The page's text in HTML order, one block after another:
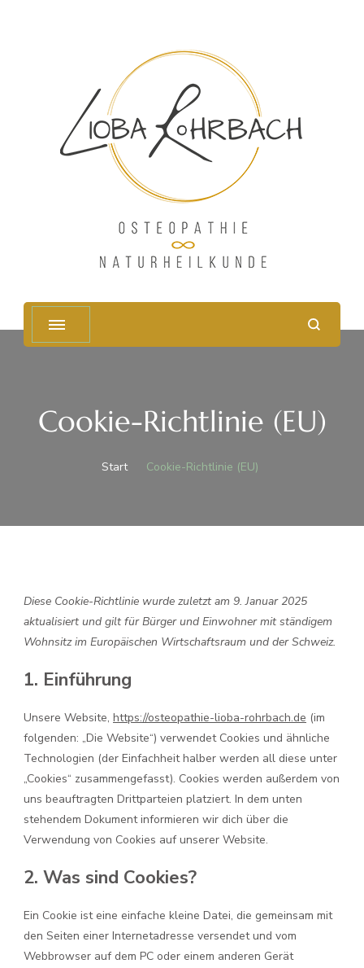
Osteopathie und
Naturheilunde
Cookie-Richtlinie (EU)
Start Cookie-Richtlinie (EU)
Diese Cookie-Richtlinie wurde zuletzt am 9. Januar 2025
aktualisiert und gilt für Bürger und Einwohner mit ständigem
Wohnsitz im Europäischen Wirtschaftsraum und der Schweiz.
1. Einführung
Unsere Website, https://osteopathie-lioba-rohrbach.de (im
folgenden: „Die Website“) verwendet Cookies und ähnliche
Technologien (der Einfachheit halber werden all diese unter
„Cookies“ zusammengefasst). Cookies werden außerdem von
uns beauftragten Drittparteien platziert. In dem unten
stehendem Dokument informieren wir dich über die
Verwendung von Cookies auf unserer Website.
2. Was sind Cookies?
Ein Cookie ist eine einfache kleine Datei, die gemeinsam mit
den Seiten einer Internetadresse versendet und vom
Webbrowser auf dem PC oder einem anderen Gerät